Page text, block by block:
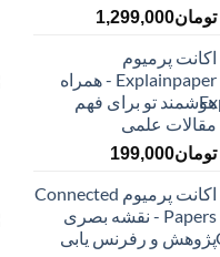
تومان1,299,000
اکانت پرمیوم
Explainpaper - همراه
هوشمند تو برای فهم
مقالات علمی
تومان199,000
اکانت پرمیوم Connected
Papers - نقشه بصری
پژوهش و رفرنس یابی